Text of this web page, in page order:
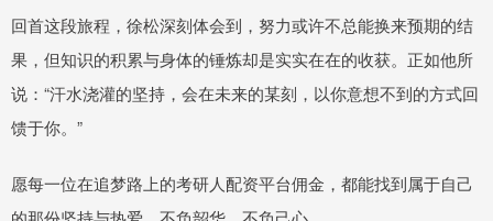
回首这段旅程，徐松深刻体会到，努力或许不总能换来预期的结
果，但知识的积累与身体的锤炼却是实实在在的收获。正如他所
说：“汗水浇灌的坚持，会在未来的某刻，以你意想不到的方式回
馈于你。”
愿每一位在追梦路上的考研人配资平台佣金，都能找到属于自己